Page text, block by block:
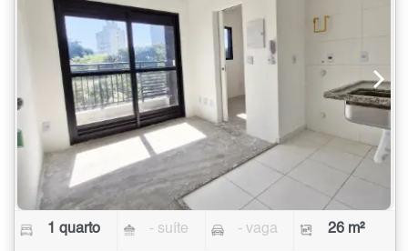
1 quarto - suíte - vaga 26 m²